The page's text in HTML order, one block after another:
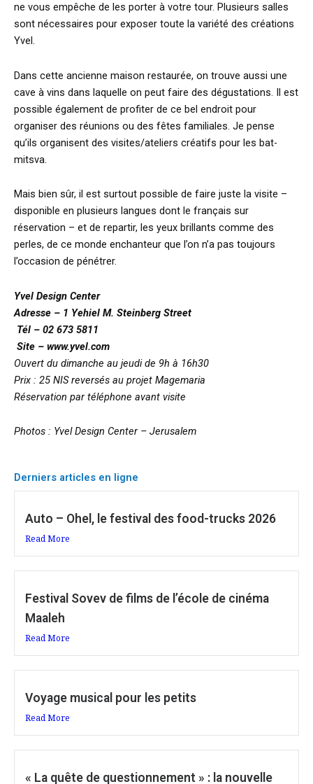
ne vous empêche de les porter à votre tour. Plusieurs salles
sont nécessaires pour exposer toute la variété des créations
Yvel.
Dans cette ancienne maison restaurée, on trouve aussi une
cave à vins dans laquelle on peut faire des dégustations. Il est
possible également de profiter de ce bel endroit pour
organiser des réunions ou des fêtes familiales. Je pense
qu’ils organisent des visites/ateliers créatifs pour les bat-
mitsva.
Mais bien sûr, il est surtout possible de faire juste la visite –
disponible en plusieurs langues dont le français sur
réservation – et de repartir, les yeux brillants comme des
perles, de ce monde enchanteur que l’on n’a pas toujours
l’occasion de pénétrer.
Yvel Design Center
Adresse – 1 Yehiel M. Steinberg Street
Tél – 02 673 5811
Site – www.yvel.com
Ouvert du dimanche au jeudi de 9h à 16h30
Prix : 25 NIS reversés au projet Magemaria
Réservation par téléphone avant visite
Photos : Yvel Design Center – Jerusalem
Derniers articles en ligne
Auto – Ohel, le festival des food-trucks 2026
Read More
Festival Sovev de films de l’école de cinéma
Maaleh
Read More
Voyage musical pour les petits
Read More
« La quête de questionnement » : la nouvelle